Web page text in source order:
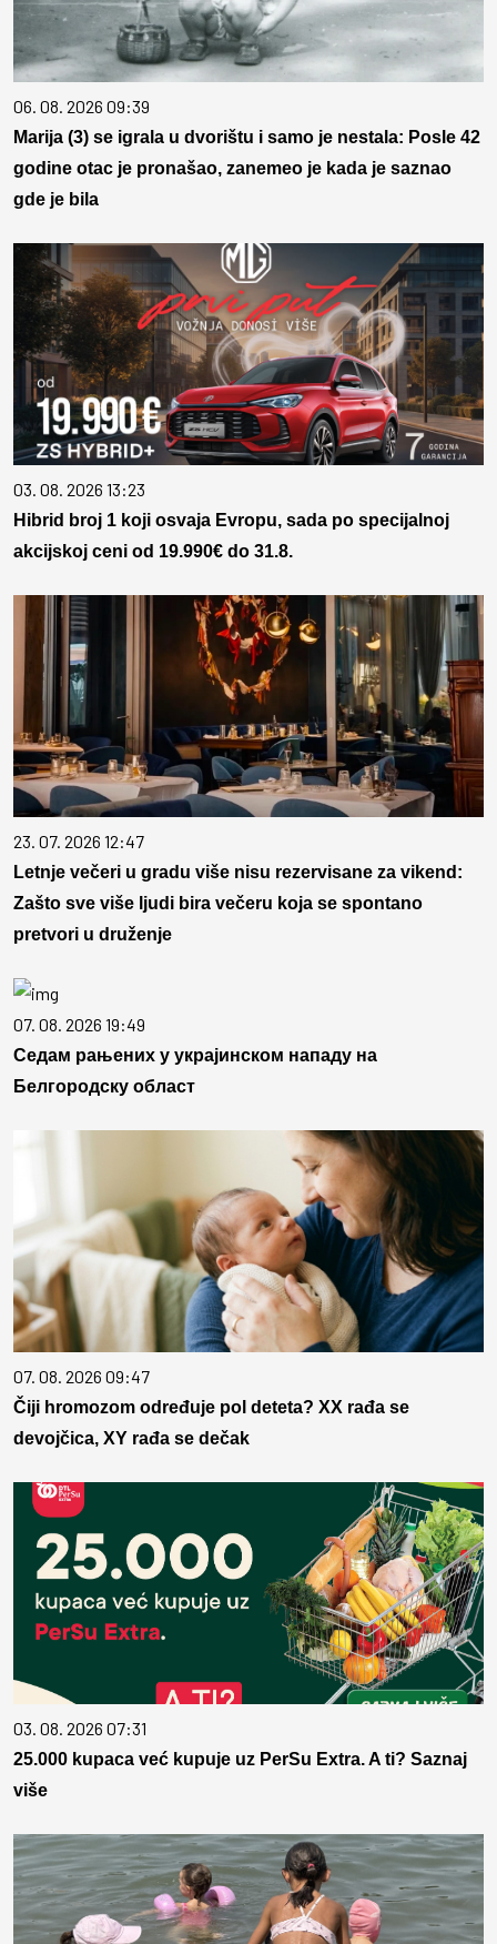
06. 08. 2026 09:39
Marija (3) se igrala u dvorištu i samo je nestala: Posle 42
godine otac je pronašao, zanemeo je kada je saznao
gde je bila
03. 08. 2026 13:23
Hibrid broj 1 koji osvaja Evropu, sada po specijalnoj
akcijskoj ceni od 19.990€ do 31.8.
23. 07. 2026 12:47
Letnje večeri u gradu više nisu rezervisane za vikend:
Zašto sve više ljudi bira večeru koja se spontano
pretvori u druženje
07. 08. 2026 19:49
Седам рањених у украјинском нападу на
Белгородску област
07. 08. 2026 09:47
Čiji hromozom određuje pol deteta? XX rađa se
devojčica, XY rađa se dečak
03. 08. 2026 07:31
25.000 kupaca već kupuje uz PerSu Extra. A ti? Saznaj
više